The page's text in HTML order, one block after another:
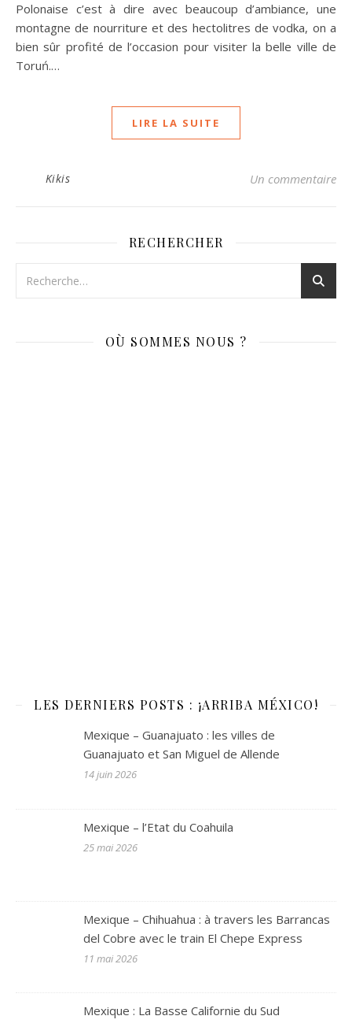
Polonaise c’est à dire avec beaucoup d’ambiance, une
montagne de nourriture et des hectolitres de vodka, on a
bien sûr profité de l’occasion pour visiter la belle ville de
Toruń.…
LIRE LA SUITE
Kikis Un commentaire
RECHERCHER
OÙ SOMMES NOUS ?
LES DERNIERS POSTS : ¡ARRIBA MÉXICO!
Mexique – Guanajuato : les villes de
Guanajuato et San Miguel de Allende
14 juin 2026
Mexique – l’Etat du Coahuila
25 mai 2026
Mexique – Chihuahua : à travers les Barrancas
del Cobre avec le train El Chepe Express
11 mai 2026
Mexique : La Basse Californie du Sud